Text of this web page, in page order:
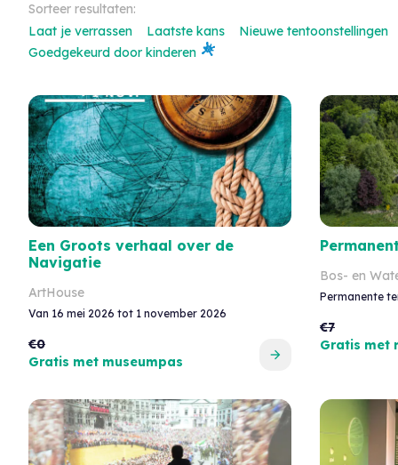
Sorteer resultaten:
Laat je verrassen
Laatste kans
Nieuwe tentoonstellingen
Goedgekeurd door kinderen
Een Groots verhaal over de
Navigatie
ArtHouse
Van 16 mei 2026 tot 1 november 2026
€0
Gratis met museumpas
Bos- en
Permanente
€7
Gratis met